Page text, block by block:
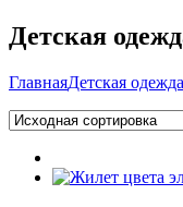
Детская
ГлавнаяДетская одежда